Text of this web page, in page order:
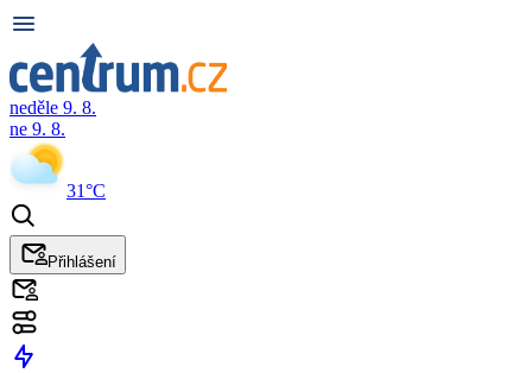
neděle 9. 8.
ne 9. 8.
31°C
Přihlášení